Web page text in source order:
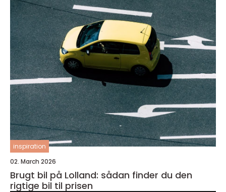
inspiration
02. March 2026
Brugt bil på Lolland: sådan finder du den
rigtige bil til prisen